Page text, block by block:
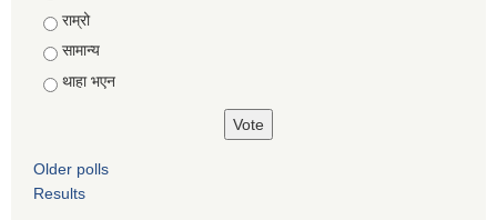
राम्रो
सामान्य
थाहा भएन
Older polls
Results